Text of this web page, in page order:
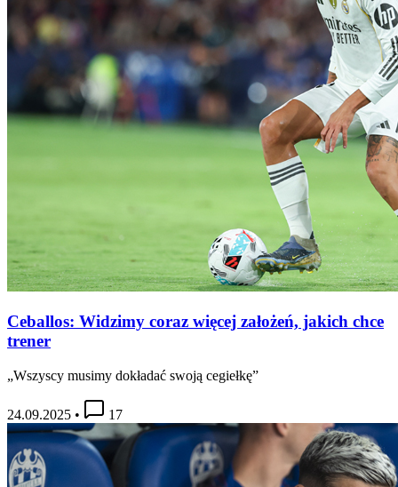
Ceballos: Widzimy coraz więcej założeń, jakich chce
trener
„Wszyscy musimy dokładać swoją cegiełkę”
24.09.2025 • 17